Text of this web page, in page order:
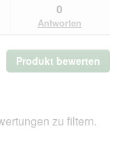
0
Antworten
Produkt bewerten
Mit
zu filtern.